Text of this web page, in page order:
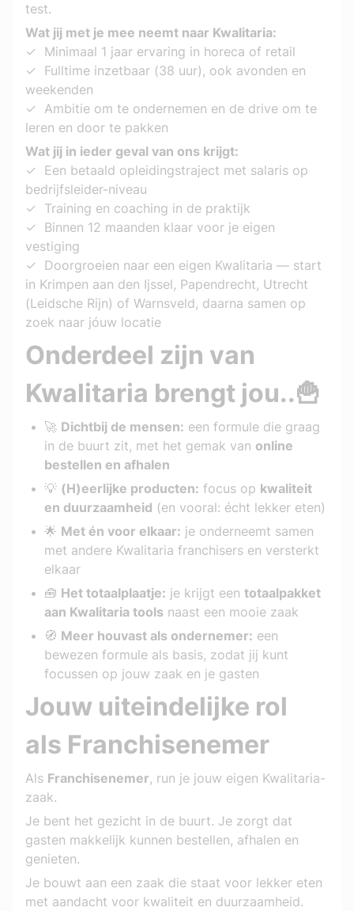
test.
Wat jij met je mee neemt naar Kwalitaria:
✓  Minimaal 1 jaar ervaring in horeca of retail
✓  Fulltime inzetbaar (38 uur), ook avonden en
weekenden
✓  Ambitie om te ondernemen en de drive om te
Wat jij in ieder geval van ons krijgt:
✓  Een betaald opleidingstraject met salaris op
bedrijfsleider-niveau
✓  Training en coaching in de praktijk
✓  Binnen 12 maanden klaar voor je eigen
vestiging
✓  Doorgroeien naar een eigen Kwalitaria — start
in Krimpen aan den Ijssel, Papendrecht, Utrecht
(Leidsche Rijn) of Warnsveld, daarna samen op
zoek naar jóuw locatie
Onderdeel zijn van
Kwalitaria brengt jou..🍟
🚀 Dichtbij de mensen: een formule die graag
in de buurt zit, met het gemak van online
bestellen en afhalen
💡 (H)eerlijke producten: focus op kwaliteit
en duurzaamheid (en vooral: écht lekker eten)
🌟 Met én voor elkaar: je onderneemt samen
met andere Kwalitaria franchisers en versterkt
elkaar
🧰 Het totaalplaatje: je krijgt een totaalpakket
aan Kwalitaria tools naast een mooie zaak
🧭 Meer houvast als ondernemer: een
bewezen formule als basis, zodat jij kunt
focussen op jouw zaak en je gasten
Jouw uiteindelijke rol
als Franchisenemer
Als Franchisenemer, run je jouw eigen Kwalitaria-
zaak.
Je bent het gezicht in de buurt. Je zorgt dat
gasten makkelijk kunnen bestellen, afhalen en
genieten.
Je bouwt aan een zaak die staat voor lekker eten
met aandacht voor kwaliteit en duurzaamheid.